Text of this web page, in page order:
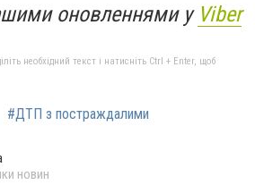
оновленнями у Viber
необхідний текст і натисніть Ctrl + Enter, щоб
#ДТП з постраждалими
новин